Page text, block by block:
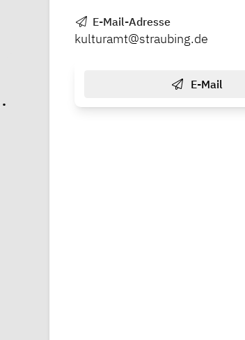
•
E-Mail-Adresse
kulturamt@straubing.de
E-Mail